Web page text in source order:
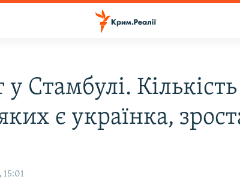
у Стамбулі.
є українка,
15:01